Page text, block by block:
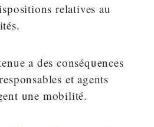
relatives au
a des conséquences
et agents
une mobilité.